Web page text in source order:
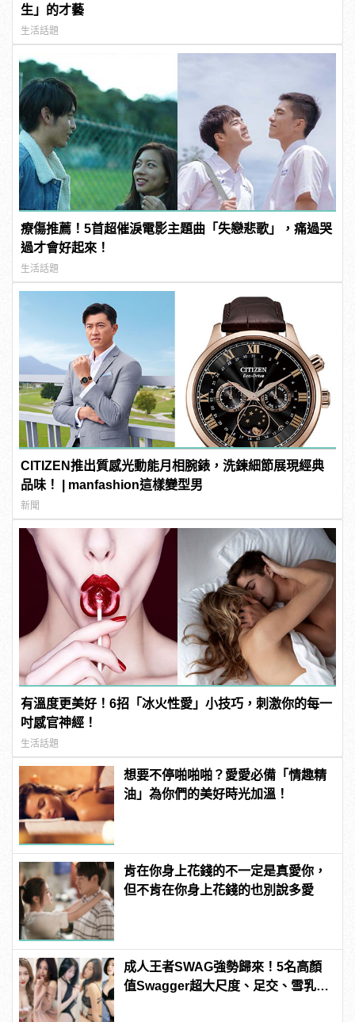
生」的才藝
生活話題
療傷推薦！5首超催淚電影主題曲「失戀悲歌」，痛過哭
過才會好起來！
生活話題
CITIZEN推出質感光動能月相腕錶，洗鍊細節展現經典
品味！ | manfashion這樣變型男
新聞
有溫度更美好！6招「冰火性愛」小技巧，刺激你的每一
吋感官神經！
生活話題
想要不停啪啪啪？愛愛必備「情趣精
油」為你們的美好時光加溫！
肯在你身上花錢的不一定是真愛你，
但不肯在你身上花錢的也別說多愛
成人王者SWAG強勢歸來！5名高顏
值Swagger超大尺度、足交、雪乳、